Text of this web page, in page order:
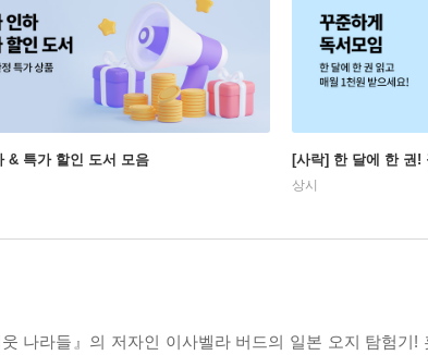
& 특가 할인 도서 모음 [사락] 한 달에 한 권!
상시
나라들』의 저자인 이사벨라 버드의 일본 오지 탐험기!